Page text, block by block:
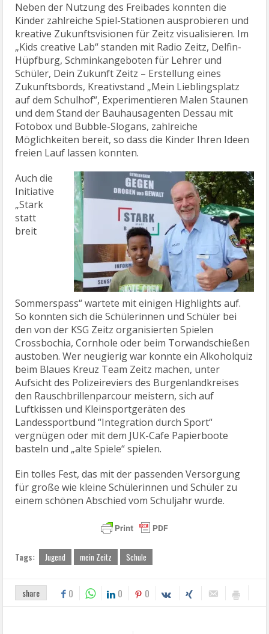
Neben der Nutzung des Freibades konnten die
Kinder zahlreiche Spiel-Stationen ausprobieren und
kreative Zukunftsvisionen für Zeitz visualisieren. Im
„Kids creative Lab“ standen mit Radio Zeitz, Delfin-
Hüpfburg, Schminkangeboten für Lehrer und
Schüler, Dein Zukunft Zeitz – Erstellung eines
Zukunftsbords, Kreativstand „Mein Lieblingsplatz
auf dem Schulhof“, Experimentieren Malen Staunen
und dem Stand der Bauhausagenten Dessau mit
Fotobox und Bubble-Slogans, zahlreiche
Möglichkeiten bereit, so dass die Kinder Ihren Ideen
freien Lauf lassen konnten.
Auch die
Initiative
„Stark
statt
breit
Sommerspass“ wartete mit einigen Highlights auf.
So konnten sich die Schülerinnen und Schüler bei
den von der KSG Zeitz organisierten Spielen
Crossbochia, Cornhole oder beim Torwandschießen
austoben. Wer neugierig war konnte ein Alkoholquiz
beim Blaues Kreuz Team Zeitz machen, unter
Aufsicht des Polizeireviers des Burgenlandkreises
den Rauschbrillenparcour meistern, sich auf
Luftkissen und Kleinsportgeräten des
Landessportbund “Integration durch Sport“
vergnügen oder mit dem JUK-Cafe Papierboote
basteln und „alte Spiele“ spielen.
Ein tolles Fest, das mit der passenden Versorgung
für große wie kleine Schülerinnen und Schüler zu
einem schönen Abschied vom Schuljahr wurde.
Tags: Jugend mein Zeitz Schule
share 0 0 0